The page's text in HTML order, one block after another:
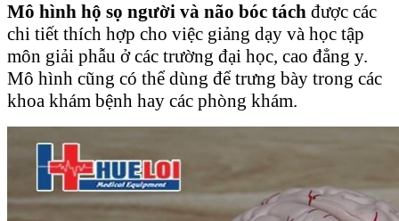
Mô hình hộ sọ người và não bóc tách được các
chi tiết thích hợp cho việc giảng dạy và học tập
môn giải phẫu ở các trường đại học, cao đẳng y.
Mô hình cũng có thể dùng để trưng bày trong các
khoa khám bệnh hay các phòng khám.